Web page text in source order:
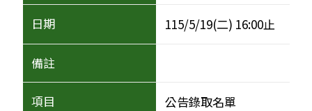
115/5/19(二) 16:00止
公告錄取名單